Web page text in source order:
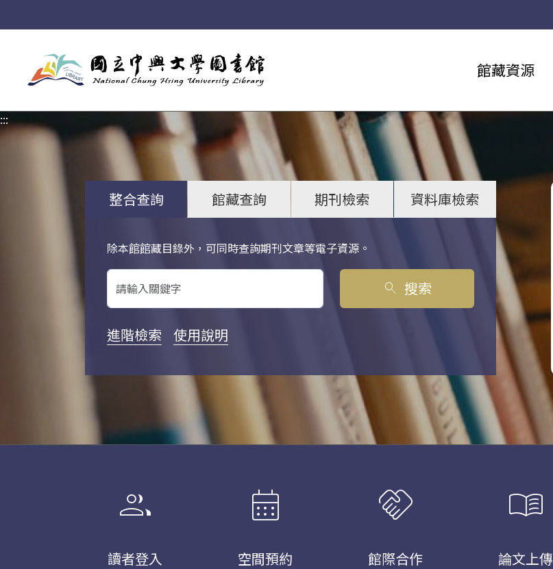
館藏資源
:::
整合查詢 館藏查詢 期刊檢索 資料庫檢索
除本館館藏目錄外，可同時查詢期刊文章等電子資源。
關鍵字搜尋
search 搜索
進階檢索 使用說明
group
讀者登入
calendar_month
空間預約
handshake
館際合作
menu_book
論文上傳